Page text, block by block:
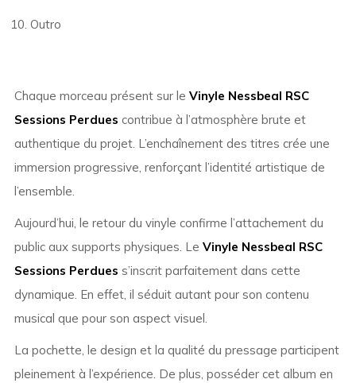
Outro
Chaque morceau présent sur le Vinyle Nessbeal RSC
Sessions Perdues contribue à l’atmosphère brute et
authentique du projet. L’enchaînement des titres crée une
immersion progressive, renforçant l’identité artistique de
l’ensemble.
Aujourd’hui, le retour du vinyle confirme l’attachement du
public aux supports physiques. Le Vinyle Nessbeal RSC
Sessions Perdues s’inscrit parfaitement dans cette
dynamique. En effet, il séduit autant pour son contenu
musical que pour son aspect visuel.
La pochette, le design et la qualité du pressage participent
pleinement à l’expérience. De plus, posséder cet album en